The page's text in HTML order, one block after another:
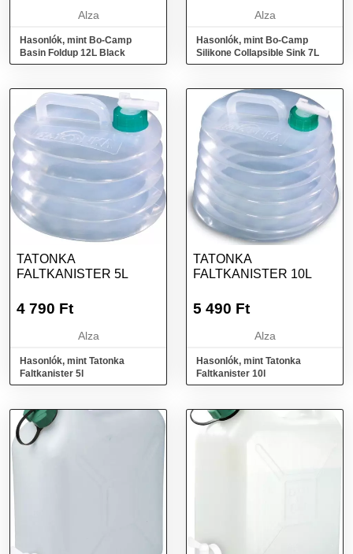
Alza
Hasonlók, mint Bo-Camp
Basin Foldup 12L Black
Alza
Hasonlók, mint Bo-Camp
Silikone Collapsible Sink 7L
TATONKA
FALTKANISTER 5L
4 790 Ft
Alza
Hasonlók, mint Tatonka
Faltkanister 5l
TATONKA
FALTKANISTER 10L
5 490 Ft
Alza
Hasonlók, mint Tatonka
Faltkanister 10l